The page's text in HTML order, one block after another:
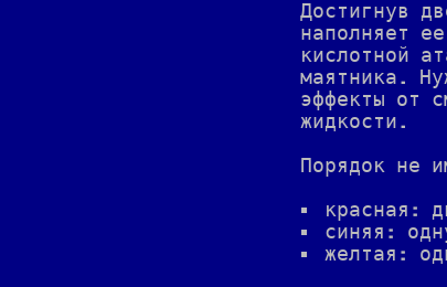
Достигнув
наполняет
кислотной
маятника.
эффекты от
жидкости.
Порядок не
красная:
синяя:
желтая: